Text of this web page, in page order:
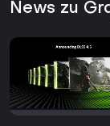
News zu